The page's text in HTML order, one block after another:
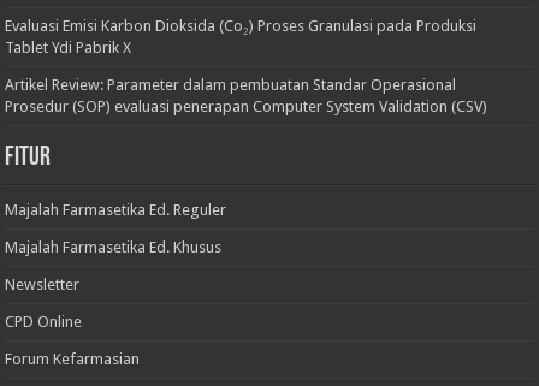
Evaluasi Emisi Karbon Dioksida (Co₂) Proses Granulasi pada Produksi
Tablet Ydi Pabrik X
Artikel Review: Parameter dalam pembuatan Standar Operasional
Prosedur (SOP) evaluasi penerapan Computer System Validation (CSV)
Fitur
Majalah Farmasetika Ed. Reguler
Majalah Farmasetika Ed. Khusus
Newsletter
CPD Online
Forum Kefarmasian